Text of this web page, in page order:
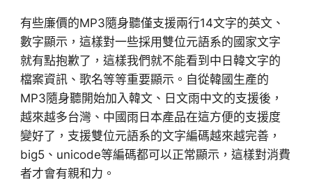
有些廉價的MP3隨身聽僅支援兩行14文字的英文、
數字顯示，這樣對一些採用雙位元語系的國家文字
就有點抱歉了，這樣我們就不能看到中日韓文字的
檔案資訊、歌名等等重要顯示。自從韓國生產的
MP3隨身聽開始加入韓文、日文雨中文的支援後，
越來越多台灣、中國雨日本產品在這方便的支援度
變好了，支援雙位元語系的文字編碼越來越完善，
big5、unicode等編碼都可以正常顯示，這樣對消費
者才會有親和力。